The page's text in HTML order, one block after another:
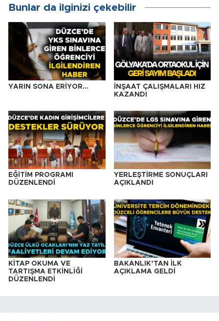
Bunlar da ilginizi çekebilir
YARIN SONA ERİYOR…
İNŞAAT ÇALIŞMALARI HIZ
KAZANDI
EĞİTİM PROGRAMI
DÜZENLENDİ
YERLEŞTİRME SONUÇLARI
AÇIKLANDI
KİTAP OKUMA VE
TARTIŞMA ETKİNLİĞİ
DÜZENLENDİ
BAKANLIK’TAN İLK
AÇIKLAMA GELDİ